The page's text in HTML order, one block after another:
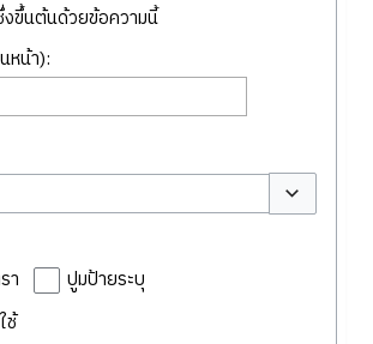
งขึ้นต้นด้วยข้อความนี้
หน้า):
สลับตัวเลือก
า
ปูมป้ายระบุ
ช้